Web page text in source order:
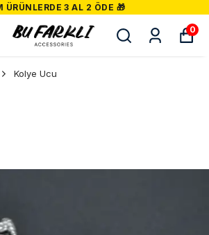
ÜRÜNLERDE 3 AL 2 ÖDE 🎁
0
Kolye Ucu